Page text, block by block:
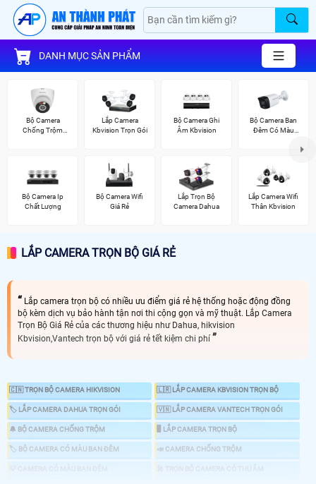
DANH MỤC SẢN PHẨM
Bộ Camera
Chống Trộm
Lắp Camera
Kbvision Trọn Gói
Bộ Camera Ghi
Âm Kbvision
Bộ Camera Ban
Đêm Có Màu
Bộ Camera Ip
Chất Lượng
Bộ Camera Wifi
Giá Rẻ
Lắp Trọn Bộ
Camera Dahua
Lắp Camera Wifi
Thân Kbvision
LẮP CAMERA TRỌN BỘ GIÁ RẺ
Lắp camera trọn bộ có nhiều ưu điểm giá rẻ hệ thống hoặc động đồng
bộ kèm dịch vụ bảo hành tận nơi thi cộng gọn và mỹ thuật. Lắp Camera
Trọn Bộ Giá Rẻ của các thương hiệu như Dahua, hikvision
Kbvision,Vantech trọn bộ với giá rẻ tết kiệm chi phí
🇨🇳 TRỌN BỘ CAMERA HIKVISION 🇱🇷 LẮP CAMERA KBVISION TRỌN BỘ
🏷 LẮP CAMERA DAHUA TRỌN GÓI 🇻🇳 LẮP CAMERA VANTECH TRỌN GÓI
🔔 BỘ CAMERA CHỐNG TRỘM 🖥 LẮP CAMERA TRỌN BỘ
🏷 BỘ CAMERA CÓ MÀU BAN ĐÊM 📣 CAMERA CHỐNG TRỘM